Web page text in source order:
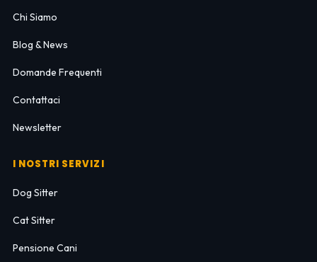
Chi Siamo
Blog & News
Domande Frequenti
Contattaci
Newsletter
I NOSTRI SERVIZI
Dog Sitter
Cat Sitter
Pensione Cani